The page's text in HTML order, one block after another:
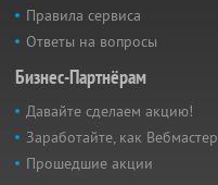
Правила сервиса
Ответы на вопросы
Бизнес-Партнёрам
Давайте сделаем акцию!
Заработайте, как Вебмастер
Прошедшие акции